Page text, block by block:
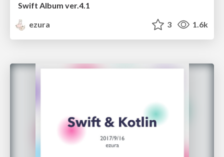
Swift Album ver.4.1
ezura
3 1.6k